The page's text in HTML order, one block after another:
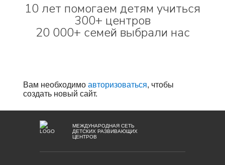
10 лет помогаем детям учиться
300+ центров
20 000+ семей выбрали нас
Вам необходимоавторизоваться, чтобы
создать новый сайт.
МЕЖДУНАРОДНАЯ СЕТЬ
ДЕТСКИХ РАЗВИВАЮЩИХ
ЦЕНТРОВ